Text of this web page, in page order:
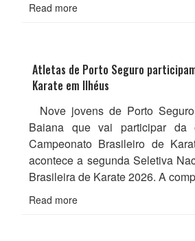
Read more
Atletas de Porto Seguro
Karate em Ilhéus
Nove jovens de Porto
Baiana que vai participar
Campeonato Brasileiro de
acontece a segunda Seletiva
Brasileira de Karate 2026. A
Read more